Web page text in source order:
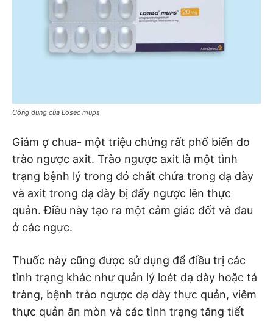
Công dụng của Losec mups
Giảm ợ chua- một triệu chứng rất phổ biến do
trào ngược axit. Trào ngược axit là một tình
trạng bệnh lý trong đó chất chứa trong dạ dày
và axit trong dạ dày bị đẩy ngược lên thực
quản. Điều này tạo ra một cảm giác đốt và đau
ở các ngực.
Thuốc này cũng được sử dụng để điều trị các
tình trạng khác như quản lý loét dạ dày hoặc tá
tràng, bệnh trào ngược dạ dày thực quản, viêm
thực quản ăn mòn và các tình trạng tăng tiết